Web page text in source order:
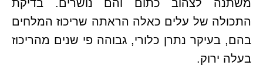
משתנה לצהוב כתום והם נושרים. בדיקת
התכולה של עלים כאלה הראתה שריכוז המלחים
בהם, בעיקר נתרן כלורי, גבוהה פי שנים מהריכוז
בעלה ירוק.